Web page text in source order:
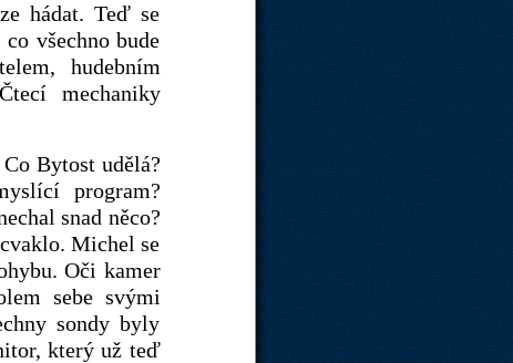
hádat. Teď se
všechno bude
hudebním
mechaniky
Bytost udělá?
program?
snad něco?
Michel se
Oči kamer
sebe svými
sondy byly
který už teď